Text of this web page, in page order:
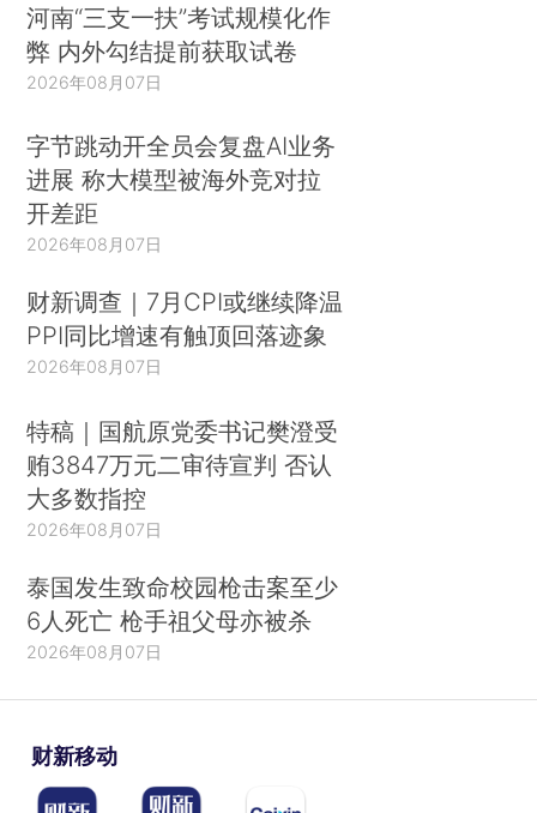
河南“三支一扶”考试规模化作
弊 内外勾结提前获取试卷
2026年08月07日
字节跳动开全员会复盘AI业务
进展 称大模型被海外竞对拉
开差距
2026年08月07日
财新调查｜7月CPI或继续降温
PPI同比增速有触顶回落迹象
2026年08月07日
特稿｜国航原党委书记樊澄受
贿3847万元二审待宣判 否认
大多数指控
2026年08月07日
泰国发生致命校园枪击案至少
6人死亡 枪手祖父母亦被杀
2026年08月07日
财新移动